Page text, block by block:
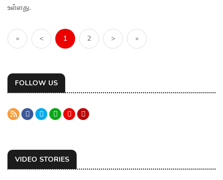
உள்ளது.
« < 1 2 > »
FOLLOW US
VIDEO STORIES